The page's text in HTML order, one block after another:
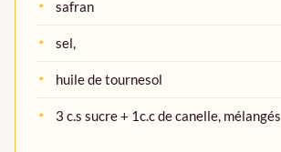
Entrées
Plats
safran
sel,
huile de tournesol
3 c.s sucre + 1c.c de canelle, mélangés